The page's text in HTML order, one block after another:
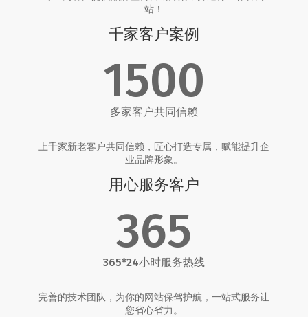
站！
千家客户案例
1500
多家客户共同信赖
上千家新老客户共同信赖，匠心打造专属，赋能提升企
业品牌形象。
用心服务客户
365
365*24小时服务热线
完善的技术团队，为你的网站保驾护航，一站式服务让
您省心省力。